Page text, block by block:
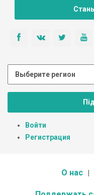
Войти
Регистрация
О нас